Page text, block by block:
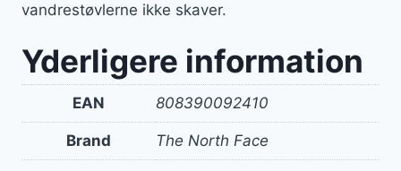
vandrestøvlerne ikke skaver.
Yderligere information
EAN 808390092410
Brand The North Face